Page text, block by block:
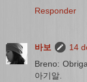
Responder
바보
14
Breno:
아기알.